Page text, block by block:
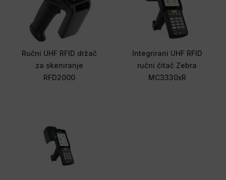
Ručni UHF RFID držač
za skeniranje
RFD2000
Integrirani UHF RFID
ručni čitač Zebra
MC3330xR